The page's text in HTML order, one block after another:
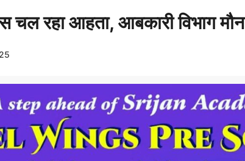
चल रहा आहता, आबकारी विभाग मौन